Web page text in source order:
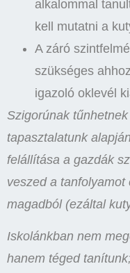
alkalommal
kell mutatni a
A záró
szükséges
igazoló oklevél
Szigorúnak
tapasztalatunk
felállítása a gazdák
veszed a
magadból (ezáltal
Iskolánkban nem
hanem téged